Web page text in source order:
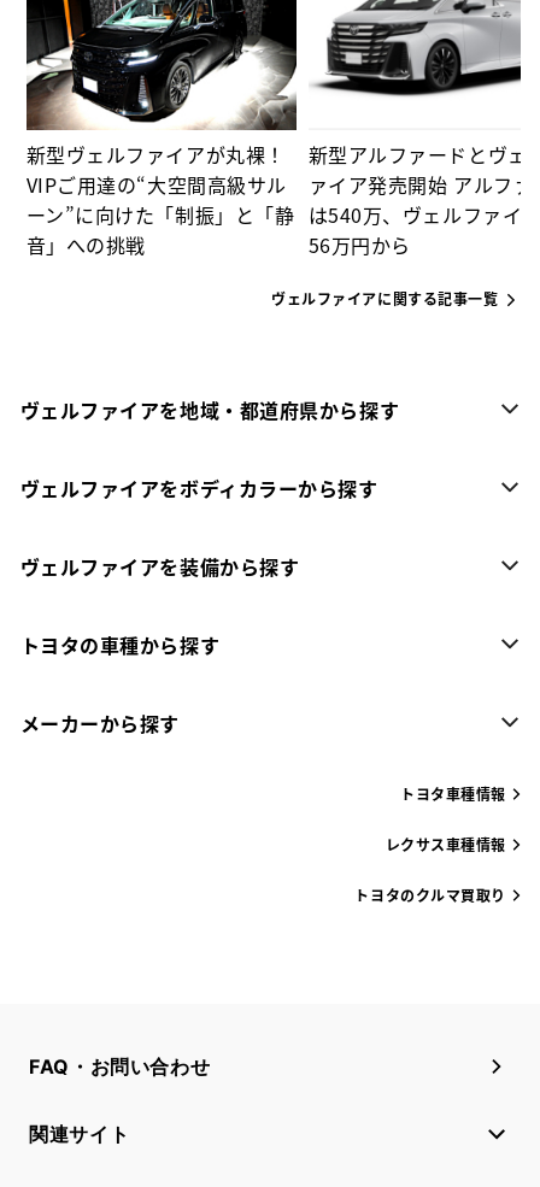
新型ヴェルファイアが丸裸！
VIPご用達の“大空間高級サル
ーン”に向けた「制振」と「静
音」への挑戦
新型アルファードとヴェ
ァイア発売開始 アルファ
は540万、ヴェルファイ
56万円から
ヴェルファイアに関する記事一覧
ヴェルファイアを地域・都道府県から探す
ヴェルファイアをボディカラーから探す
ヴェルファイアを装備から探す
トヨタの車種から探す
メーカーから探す
トヨタ車種情報
レクサス車種情報
トヨタのクルマ買取り
FAQ・お問い合わせ
関連サイト